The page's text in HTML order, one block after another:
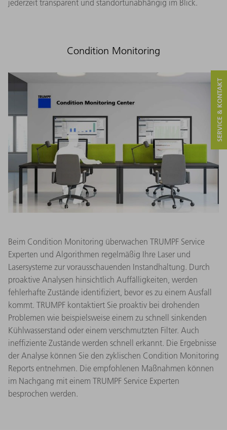
jederzeit transparent und standortunabhängig im Blick.
Condition Monitoring
Beim Condition Monitoring überwachen TRUMPF Service
Experten und Algorithmen regelmäßig Ihre Laser und
Lasersysteme zur vorausschauenden Instandhaltung. Durch
proaktive Analysen hinsichtlich Auffälligkeiten, werden
fehlerhafte Zustände identifiziert, bevor es zu einem Ausfall
kommt. TRUMPF kontaktiert Sie proaktiv bei drohenden
Problemen wie beispielsweise einem zu schnell sinkenden
Kühlwasserstand oder einem verschmutzten Filter. Auch
ineffiziente Zustände werden schnell erkannt. Die Ergebnisse
der Analyse können Sie den zyklischen Condition Monitoring
Reports entnehmen. Die empfohlenen Maßnahmen können
im Nachgang mit einem TRUMPF Service Experten
besprochen werden.
SERVICE & KONTAKT